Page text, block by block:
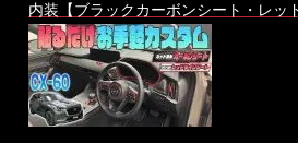
内装【ブラックカーボンシート・レッ